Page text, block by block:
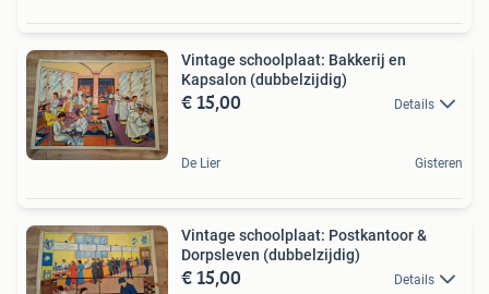
Vintage schoolplaat: Bakkerij en
Kapsalon (dubbelzijdig)
€ 15,00 Details
De Lier Gisteren
Vintage schoolplaat: Postkantoor &
Dorpsleven (dubbelzijdig)
€ 15,00 Details